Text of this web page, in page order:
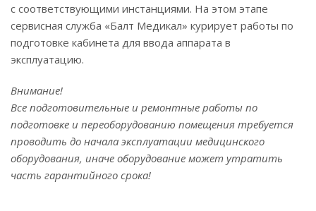
с соответствующими инстанциями. На этом этапе
сервисная служба «Балт Медикал» курирует работы по
подготовке кабинета для ввода аппарата в
эксплуатацию.
Внимание!
Все подготовительные и ремонтные работы по
подготовке и переоборудованию помещения требуется
проводить до начала эксплуатации медицинского
оборудования, иначе оборудование может утратить
часть гарантийного срока!